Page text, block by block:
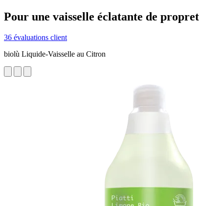
Pour une vaisselle éclatante de
36 évaluations client
biolù Liquide-Vaisselle au Citron